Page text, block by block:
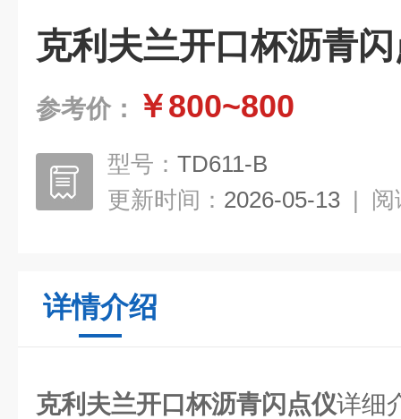
克利夫兰开口杯沥青
参考价： ￥800~800
型号： TD611-B
更新时间： 2026-05-13 | 阅
详情介绍
克利夫兰开口杯沥青闪点仪详细